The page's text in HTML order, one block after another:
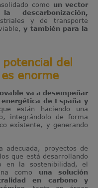
como un vector
la
descarbonización,
y de transporte
y también para la
del
enorme
va a desempeñar
de España y
están haciendo una
integrándolo de forma
existente, y generando
adecuada, proyectos de
que está desarrollando
en la sostenibilidad, el
como una solución
en carbono y